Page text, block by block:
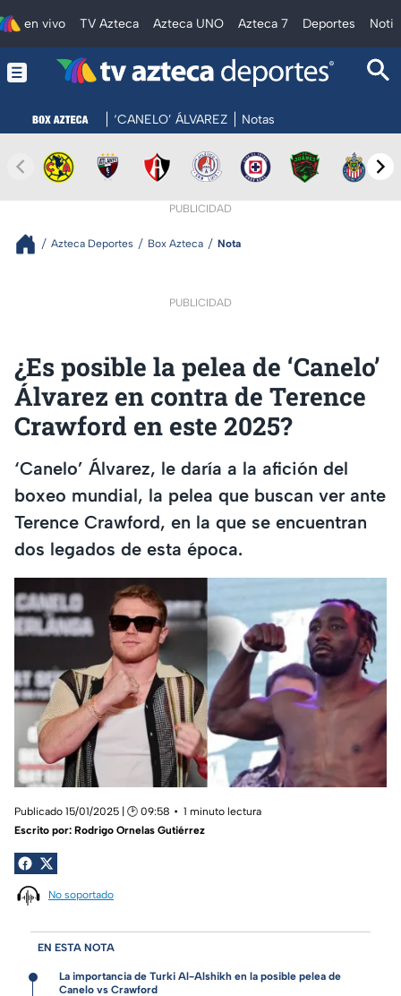
en vivo TV Azteca Azteca UNO Azteca 7 Deportes
‘CANELO’ ÁLVAREZ Notas
PUBLICIDAD
Azteca Deportes Box Azteca Nota
PUBLICIDAD
¿Es posible la pelea de ‘Canelo’
Álvarez en contra de Terence
Crawford en este 2025?
‘Canelo’ Álvarez, le daría a la afición del
boxeo mundial, la pelea que buscan ver ante
Terence Crawford, en la que se encuentran
dos legados de esta época.
Publicado 15/01/2025 | 🕑 09:58
1 minuto lectura
Escrito por: Rodrigo Ornelas Gutiérrez
No soportado
EN ESTA NOTA
La importancia de Turki Al-Alshikh en la posible pelea de
Canelo vs Crawford